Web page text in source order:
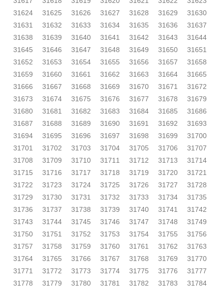
31624
31625 31626 31627 31628 31629
31630
31631
31632 31633 31634 31635 31636
31637
31638
31639 31640 31641 31642 31643
31644
31645
31646 31647 31648 31649 31650
31651
31652
31653 31654 31655 31656 31657
31658
31659
31660 31661 31662 31663 31664
31665
31666
31667 31668 31669 31670 31671
31672
31673
31674 31675 31676 31677 31678
31679
31680
31681 31682 31683 31684 31685
31686
31687
31688 31689 31690 31691 31692
31693
31694
31695 31696 31697 31698 31699
31700
31701
31702 31703 31704 31705 31706
31707
31708
31709 31710 31711 31712 31713
31714
31715
31716 31717 31718 31719 31720
31721
31722
31723 31724 31725 31726 31727
31728
31729
31730 31731 31732 31733 31734
31735
31736
31737 31738 31739 31740 31741
31742
31743
31744 31745 31746 31747 31748
31749
31750
31751 31752 31753 31754 31755
31756
31757
31758 31759 31760 31761 31762
31763
31764
31765 31766 31767 31768 31769
31770
31771
31772 31773 31774 31775 31776
31777
31778
31779 31780 31781 31782 31783
31784